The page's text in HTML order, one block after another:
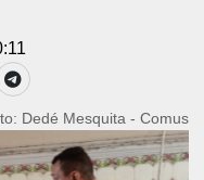
Dedé Mesquita - Comus